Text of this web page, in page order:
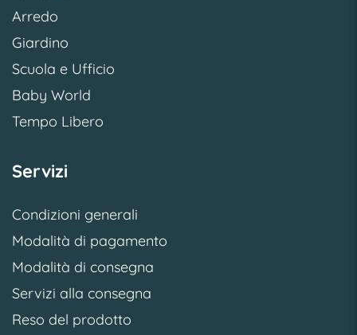
Arredo
Giardino
Scuola e Ufficio
Baby World
Tempo Libero
Servizi
Condizioni generali
Modalità di pagamento
Modalità di consegna
Servizi alla consegna
Reso del prodotto